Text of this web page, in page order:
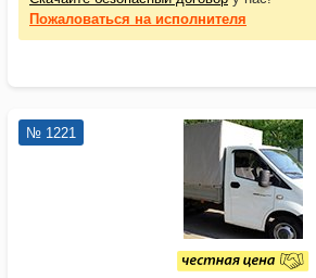
Пожаловаться на исполнителя
№ 1221